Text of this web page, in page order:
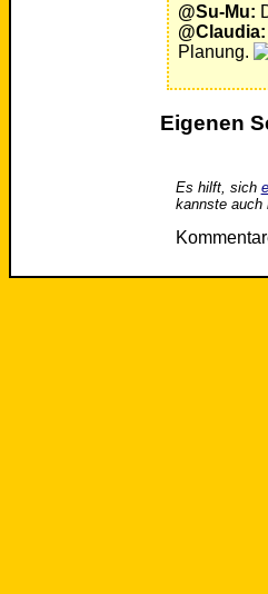
@Su-Mu:
@Claudia:
Planung.
Eigenen
Es hilft, sich
kannste auch